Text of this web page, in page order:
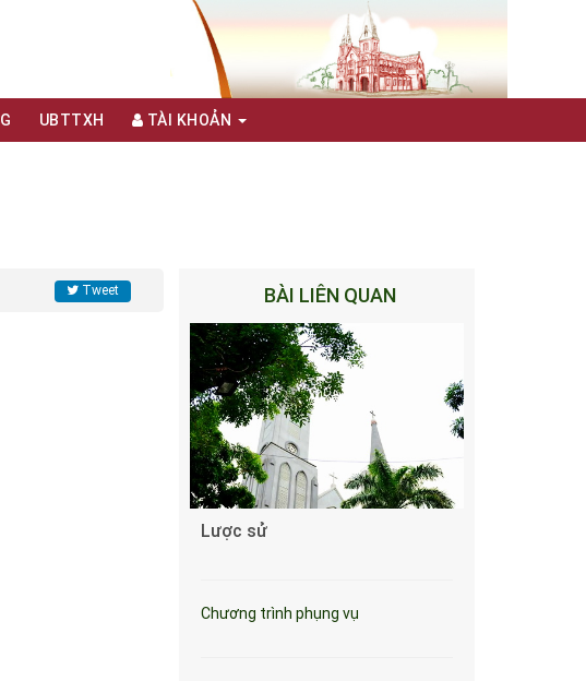
UBTTXH TÀI KHOẢN
Tweet BÀI LIÊN QUAN
Lược sử
Chương trình phụng vụ